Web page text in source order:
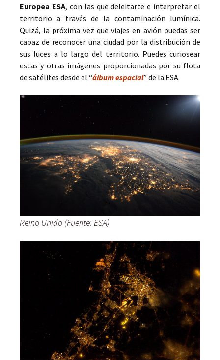
Europea ESA, con las que deleitarte e interpretar el
territorio a través de la contaminación lumínica.
Quizá, la próxima vez que viajes en avión puedas ser
capaz de reconocer una ciudad por la distribución de
sus luces a lo largo del territorio. Puedes curiosear
estas y otras imágenes proporcionadas por su flota
de satélites desde el “álbum espacial” de la ESA.
Reino Unido (Fuente: ESA)